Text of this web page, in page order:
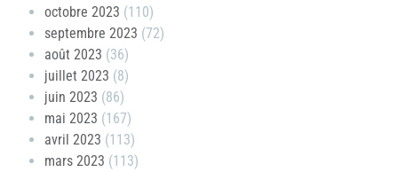
octobre 2023 (110)
septembre 2023 (72)
août 2023 (36)
juillet 2023 (8)
juin 2023 (86)
mai 2023 (167)
avril 2023 (113)
mars 2023 (113)